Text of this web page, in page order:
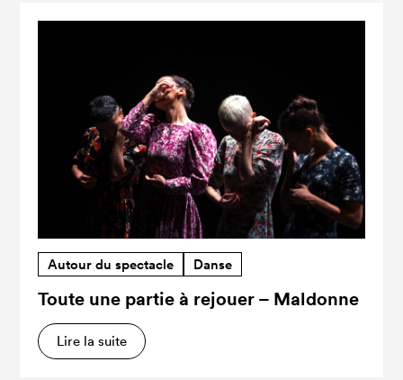
Autour du spectacle Danse
Toute une partie à rejouer – Maldonne
Lire la suite